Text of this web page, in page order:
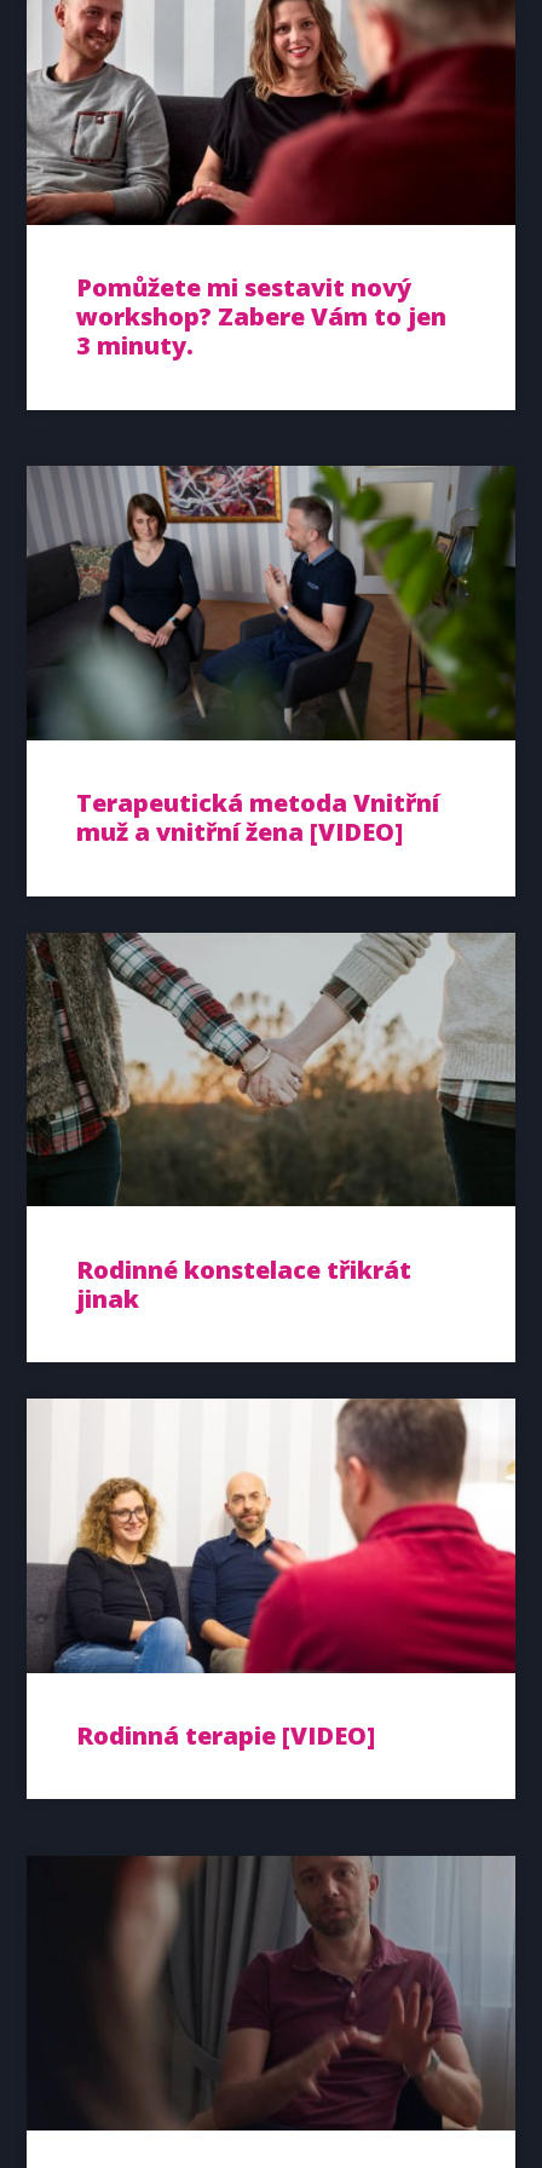
Pomůžete mi sestavit nový
workshop? Zabere Vám to jen
3 minuty.
Terapeutická metoda Vnitřní
muž a vnitřní žena [VIDEO]
Rodinné konstelace třikrát
jinak
Rodinná terapie [VIDEO]